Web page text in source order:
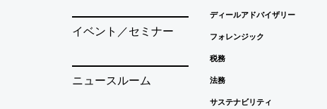
イベント／セミナー
ニュースルーム
ディールアドバイザリー
フォレンジック
税務
法務
サステナビリティ